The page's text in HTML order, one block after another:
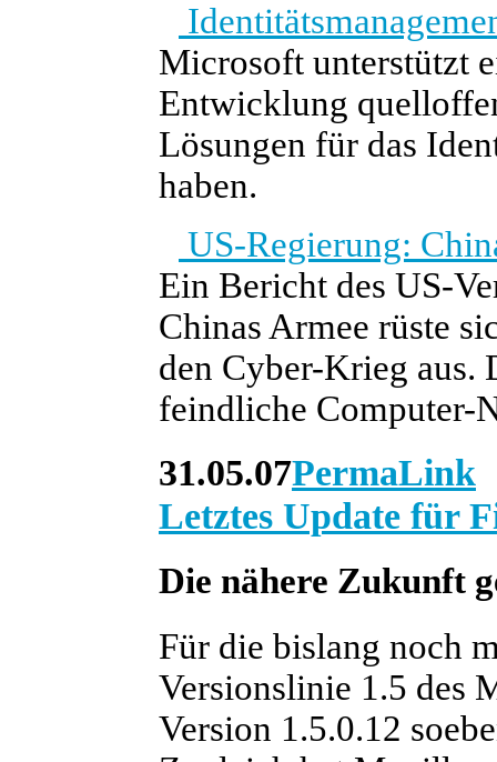
Microsoft unterstützt
Entwicklung
Lösungen für das
haben.
US-Regierung:
Ein Bericht des US-
Chinas Armee rüste
den Cyber-Krieg aus.
feindliche Computer-
31.05.07PermaLink
Letztes Update für
Die nähere Zukunft
Für die bislang noch
Versionslinie 1.5 des
Version 1.5.0.12